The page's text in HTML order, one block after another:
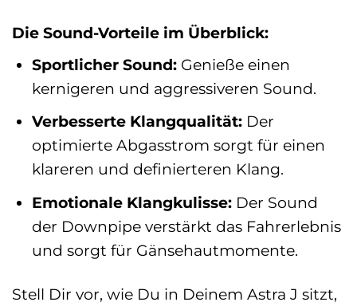
Die Sound-Vorteile im Überblick:
Sportlicher Sound:Genieße einen
kernigeren und aggressiveren Sound.
Verbesserte Klangqualität:Der
optimierte Abgasstrom sorgt für einen
klareren und definierteren Klang.
Emotionale Klangkulisse:Der Sound
der Downpipe verstärkt das Fahrerlebnis
und sorgt für Gänsehautmomente.
Stell Dir vor, wie Du in Deinem Astra J sitzt,